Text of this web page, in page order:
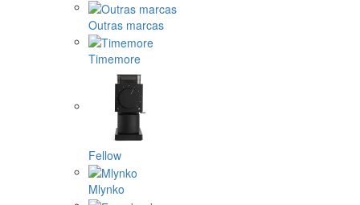
Outras marcas
Timemore
Fellow
Mlynko